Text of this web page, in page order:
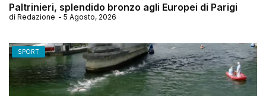
Paltrinieri, splendido bronzo agli Europei di Parigi
di Redazione - 5 Agosto, 2026
SPORT